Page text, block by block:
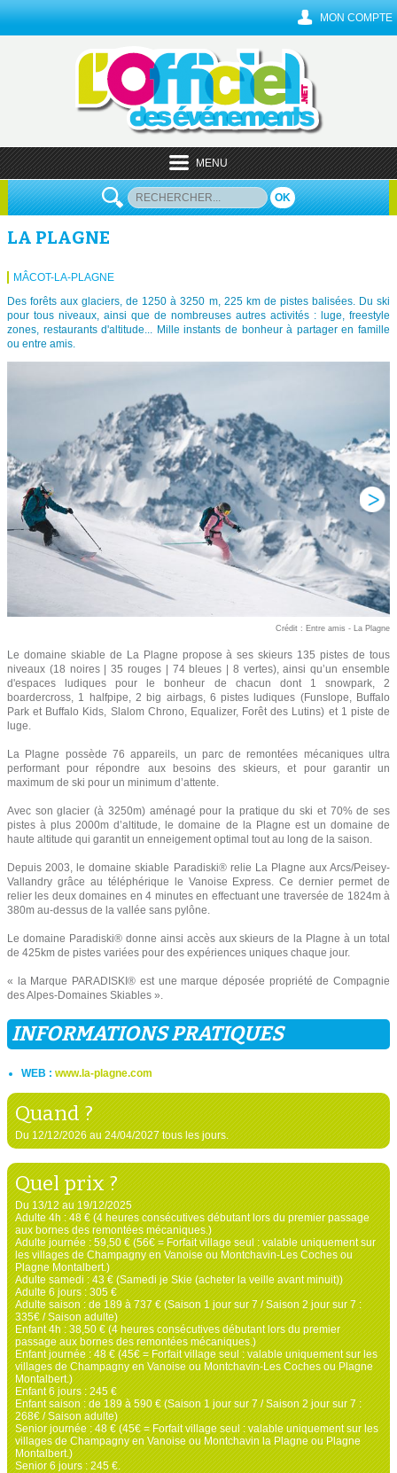
MON COMPTE
MENU
OK
LA PLAGNE
MÂCOT-LA-PLAGNE
Des forêts aux glaciers, de 1250 à 3250 m, 225 km de pistes balisées. Du ski
pour tous niveaux, ainsi que de nombreuses autres activités : luge, freestyle
zones, restaurants d'altitude... Mille instants de bonheur à partager en famille
ou entre amis.
Crédit : Entre amis - La Plagne
Le domaine skiable de La Plagne propose à ses skieurs 135 pistes de tous
niveaux (18 noires | 35 rouges | 74 bleues | 8 vertes), ainsi qu’un ensemble
d'espaces ludiques pour le bonheur de chacun dont 1 snowpark, 2
boardercross, 1 halfpipe, 2 big airbags, 6 pistes ludiques (Funslope, Buffalo
Park et Buffalo Kids, Slalom Chrono, Equalizer, Forêt des Lutins) et 1 piste de
luge.
La Plagne possède 76 appareils, un parc de remontées mécaniques ultra
performant pour répondre aux besoins des skieurs, et pour garantir un
maximum de ski pour un minimum d’attente.
Avec son glacier (à 3250m) aménagé pour la pratique du ski et 70% de ses
pistes à plus 2000m d’altitude, le domaine de la Plagne est un domaine de
haute altitude qui garantit un enneigement optimal tout au long de la saison.
Depuis 2003, le domaine skiable Paradiski® relie La Plagne aux Arcs/Peisey-
Vallandry grâce au téléphérique le Vanoise Express. Ce dernier permet de
relier les deux domaines en 4 minutes en effectuant une traversée de 1824m à
380m au-dessus de la vallée sans pylône.
Le domaine Paradiski® donne ainsi accès aux skieurs de la Plagne à un total
de 425km de pistes variées pour des expériences uniques chaque jour.
« la Marque PARADISKI® est une marque déposée propriété de Compagnie
des Alpes-Domaines Skiables ».
INFORMATIONS PRATIQUES
WEB : www.la-plagne.com
Quand ?
Du 12/12/2026 au 24/04/2027 tous les jours.
Quel prix ?
Du 13/12 au 19/12/2025
Adulte 4h : 48 € (4 heures consécutives débutant lors du premier passage
aux bornes des remontées mécaniques.)
Adulte journée : 59,50 € (56€ = Forfait village seul : valable uniquement sur
les villages de Champagny en Vanoise ou Montchavin-Les Coches ou
Plagne Montalbert.)
Adulte samedi : 43 € (Samedi je Skie (acheter la veille avant minuit))
Adulte 6 jours : 305 €
Adulte saison : de 189 à 737 € (Saison 1 jour sur 7 / Saison 2 jour sur 7 :
335€ / Saison adulte)
Enfant 4h : 38,50 € (4 heures consécutives débutant lors du premier
passage aux bornes des remontées mécaniques.)
Enfant journée : 48 € (45€ = Forfait village seul : valable uniquement sur les
villages de Champagny en Vanoise ou Montchavin-Les Coches ou Plagne
Montalbert.)
Enfant 6 jours : 245 €
Enfant saison : de 189 à 590 € (Saison 1 jour sur 7 / Saison 2 jour sur 7 :
268€ / Saison adulte)
Senior journée : 48 € (45€ = Forfait village seul : valable uniquement sur les
villages de Champagny en Vanoise ou Montchavin la Plagne ou Plagne
Montalbert.)
Senior 6 jours : 245 €.